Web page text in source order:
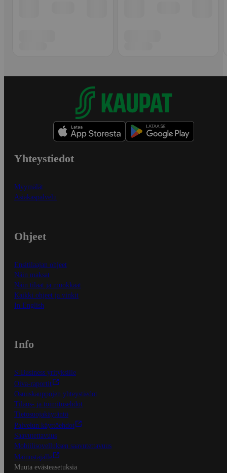
Yhteystiedot
Myymälät
Asiakaspalvelu
Ohjeet
Ensitilaajan ohjeet
Näin maksat
Näin tilaat ja muokkaat
Kaikki ohjeet ja vinkit
In English
Info
S-Business yrityksille
Oiva-raportit
Osuuskauppojen yhteystiedot
Tilaus- ja toimitusehdot
Tietosuojakäytäntö
Palvelun käyttöehdot
Saavutettavuus
Mobiilisovelluksen saavutettavuus
Mainostajalle
Muuta evästeasetuksia